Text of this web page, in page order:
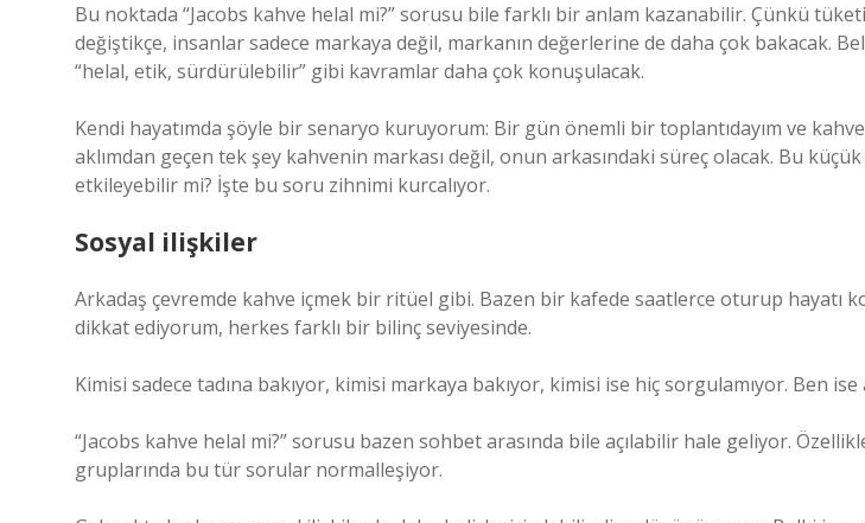
Bu noktada “Jacobs kahve helal mi?” sorusu bile farklı bir anlam kazanabilir. Çünkü
değiştikçe, insanlar sadece markaya değil, markanın değerlerine de daha çok bakacak.
“helal, etik, sürdürülebilir” gibi kavramlar daha çok konuşulacak.
Kendi hayatımda şöyle bir senaryo kuruyorum: Bir gün önemli bir toplantıdayım ve
aklımdan geçen tek şey kahvenin markası değil, onun arkasındaki süreç olacak. Bu
etkileyebilir mi? İşte bu soru zihnimi kurcalıyor.
Sosyal ilişkiler
Arkadaş çevremde kahve içmek bir ritüel gibi. Bazen bir kafede saatlerce oturup hayatı
dikkat ediyorum, herkes farklı bir bilinç seviyesinde.
Kimisi sadece tadına bakıyor, kimisi markaya bakıyor, kimisi ise hiç sorgulamıyor. Ben ise
“Jacobs kahve helal mi?” sorusu bazen sohbet arasında bile açılabilir hale geliyor.
gruplarında bu tür sorular normalleşiyor.